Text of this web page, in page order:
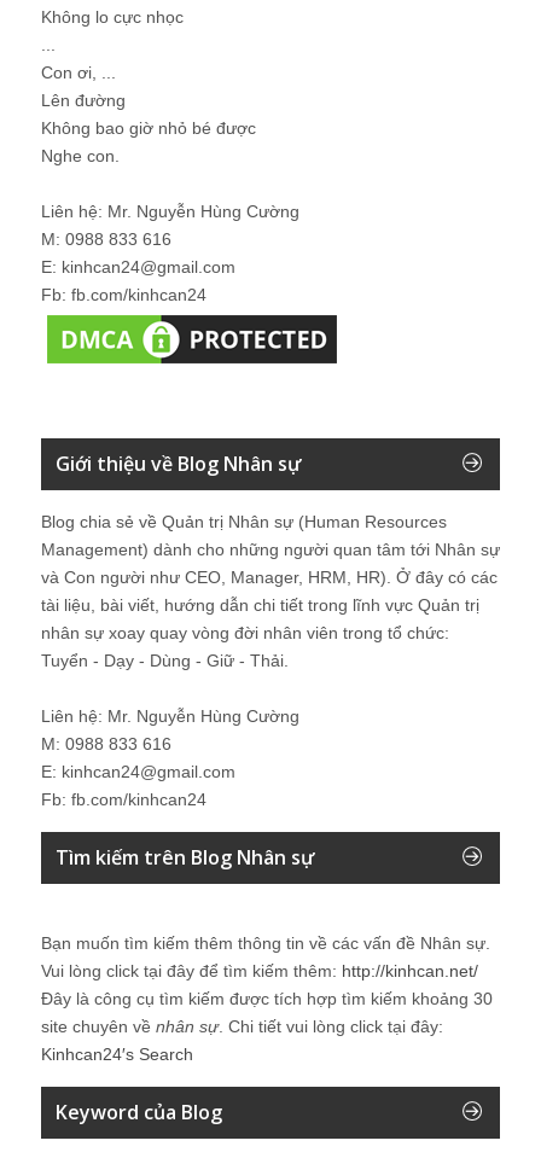
Không lo cực nhọc
Con ơi, ...
Lên đường
Không bao giờ nhỏ bé được
Nghe con.
Liên hệ: Mr. Nguyễn Hùng Cường
M: 0988 833 616
E: kinhcan24@gmail.com
Fb: fb.com/kinhcan24
Giới thiệu về Blog Nhân sự
Blog chia sẻ về Quản trị Nhân sự (Human Resources
Management) dành cho những người quan tâm tới Nhân sự
và Con người như CEO, Manager, HRM, HR). Ở đây có các
tài liệu, bài viết, hướng dẫn chi tiết trong lĩnh vực Quản trị
nhân sự xoay quay vòng đời nhân viên trong tổ chức:
Tuyển - Dạy - Dùng - Giữ - Thải.
Liên hệ: Mr. Nguyễn Hùng Cường
M: 0988 833 616
E: kinhcan24@gmail.com
Fb: fb.com/kinhcan24
Tìm kiếm trên Blog Nhân sự
Bạn muốn tìm kiếm thêm thông tin về các vấn đề Nhân sự
Vui lòng click tại đây để tìm kiếm thêm: http://kinhcan.net/
Đây là công cụ tìm kiếm được tích hợp tìm kiếm khoảng 30
site chuyên về nhân sự. Chi tiết vui lòng click tại đây:
Kinhcan24′s Search
Keyword của Blog